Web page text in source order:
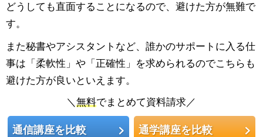
どうしても直面することになるので、避けた方が無難で
す。
また秘書やアシスタントなど、誰かのサポートに入る仕
事は「柔軟性」や「正確性」を求められるのでこちらも
避けた方が良いといえます。
＼無料でまとめて資料請求／
通信講座を比較 通学講座を比較